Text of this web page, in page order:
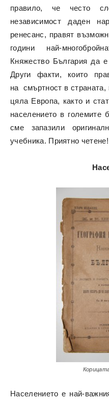
правило, че често
независимост даден
ренесанс, правят
години най-
Княжество България да
Други факти, които
на смъртност в страната,
цяла Европа, както и
населението в големите
сме запазили
учебника. Приятно четене!
Населението е най-